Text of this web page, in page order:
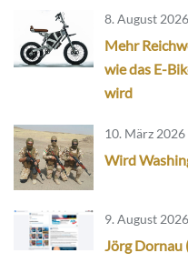
8. August
Mehr
wie das E-
wird
10. März
Wird
9. August
Jörg Dornau